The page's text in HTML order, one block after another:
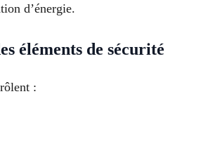
d’énergie.
éléments de sécurité
: